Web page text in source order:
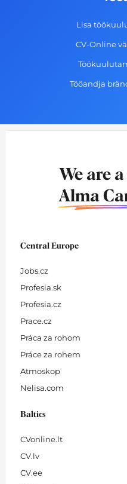
Lisa
CV-Online
Tööandja
We are
Alma
Central Europe
Jobs.cz
Profesia.sk
Profesia.cz
Prace.cz
Práca za rohom
Práce za rohem
Atmoskop
Nelisa.com
Baltics
CVonline.lt
CV.lv
CV.ee